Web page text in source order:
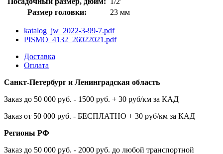
Размер головки:
23 мм
katalog_jw_2022-3-99-7.pdf
PISMO_4132_26022021.pdf
Доставка
Оплата
Санкт-Петербург и Ленинградская область
Заказ до 50 000 руб. - 1500 руб. + 30 руб/км за КАД
Заказ от 50 000 руб. - БЕСПЛАТНО + 30 руб/км за КАД
Регионы РФ
Заказ до 50 000 руб. - 2000 руб. до любой транспортной